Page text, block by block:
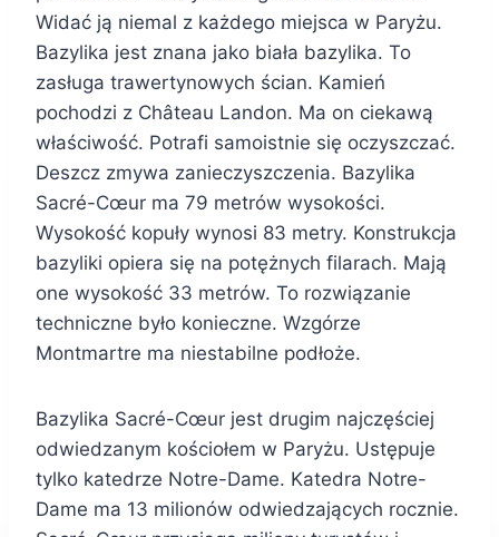
Widać ją niemal z każdego miejsca w Paryżu.
Bazylika jest znana jako biała bazylika. To
zasługa trawertynowych ścian. Kamień
pochodzi z Château Landon. Ma on ciekawą
właściwość. Potrafi samoistnie się oczyszczać.
Deszcz zmywa zanieczyszczenia. Bazylika
Sacré-Cœur ma 79 metrów wysokości.
Wysokość kopuły wynosi 83 metry. Konstrukcja
bazyliki opiera się na potężnych filarach. Mają
one wysokość 33 metrów. To rozwiązanie
techniczne było konieczne. Wzgórze
Montmartre ma niestabilne podłoże.
Bazylika Sacré-Cœur jest drugim najczęściej
odwiedzanym kościołem w Paryżu. Ustępuje
tylko katedrze Notre-Dame. Katedra Notre-
Dame ma 13 milionów odwiedzających rocznie.